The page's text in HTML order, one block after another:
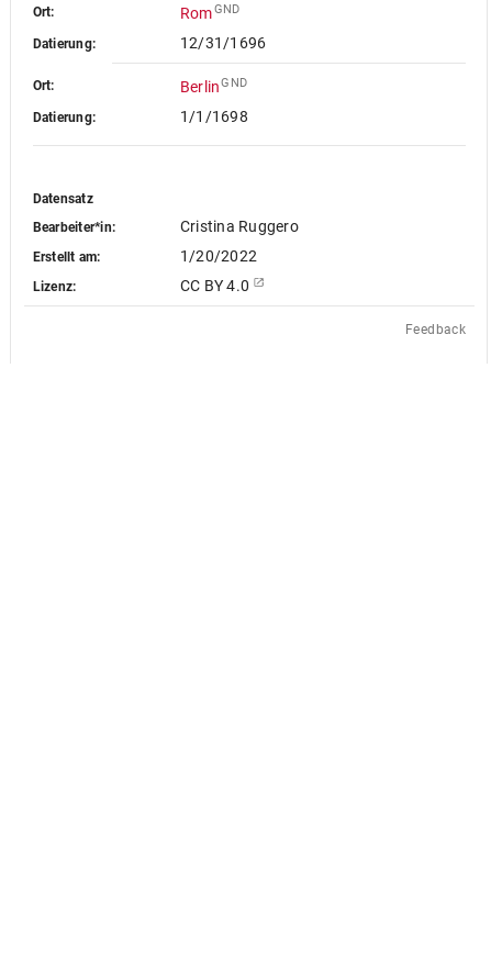
Ort: RomGND
Datierung: 12/31/1696
Ort: BerlinGND
Datierung: 1/1/1698
Datensatz
Bearbeiter*in:
Cristina Ruggero
Erstellt am: 1/20/2022
Lizenz: CC BY 4.0
Feedback